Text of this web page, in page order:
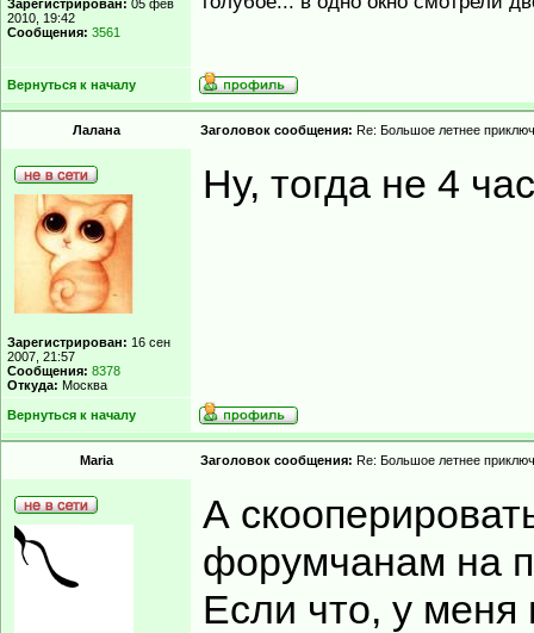
Зарегистрирован: 05 фев
2010, 19:42
Сообщения: 3561
Вернуться к началу
Лалана Заголовок сообщения: Re: Большое летнее
Зарегистрирован: 16 сен
2007, 21:57
Сообщения: 8378
Откуда: Москва
Ну, тогда не 4
Вернуться к началу
Maria Заголовок сообщения: Re: Большое летнее
А
форумчанам на
Если что, у меня